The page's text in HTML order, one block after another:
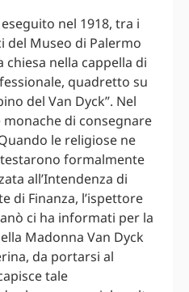
nel 1918, tra i
del Museo di Palermo
chiesa nella cappella di
quadretto su
del Van Dyck”. Nel
monache di consegnare
le religiose ne
formalmente
all’Intendenza di
di Finanza, l’ispettore
ci ha informati per la
Madonna Van Dyck
da portarsi al
tale